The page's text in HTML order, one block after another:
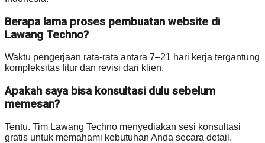
Berapa lama proses pembuatan website di
Lawang Techno?
Waktu pengerjaan rata-rata antara 7–21 hari kerja tergantung
kompleksitas fitur dan revisi dari klien.
Apakah saya bisa konsultasi dulu sebelum
memesan?
Tentu. Tim Lawang Techno menyediakan sesi konsultasi
gratis untuk memahami kebutuhan Anda secara detail.